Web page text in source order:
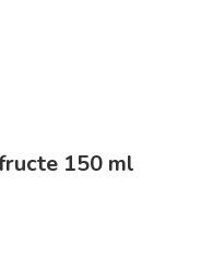
150 ml